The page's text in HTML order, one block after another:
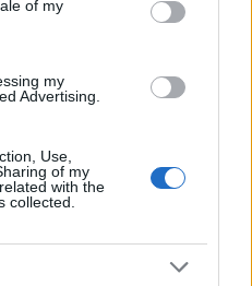
of my
my
Advertising.
Use,
of my
with the
collected.
AP και MONOZIM,
μη κερδοσκοπικές
after party μετά το
να υποστηρίζει
ενδυναμώνουν τους
καθημερινά. Γι’
τα TEDx events μεγάλων